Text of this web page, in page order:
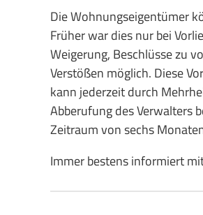
Die Wohnungseigentümer
Früher war dies nur bei
Weigerung, Beschlüsse zu
Verstößen möglich. Diese
kann jederzeit durch
Abberufung des Verwalters
Zeitraum von sechs
Immer bestens informiert